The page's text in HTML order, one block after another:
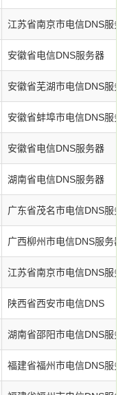
江苏省南京市电信DNS服务
安徽省电信DNS服务器
安徽省芜湖市电信DNS服务
安徽省蚌埠市电信DNS服务
安徽省电信DNS服务器
湖南省电信DNS服务器
广东省茂名市电信DNS服务
广西柳州市电信DNS服务器
江苏省南京市电信DNS服务
陕西省西安市电信DNS
湖南省邵阳市电信DNS服务
福建省福州市电信DNS服务